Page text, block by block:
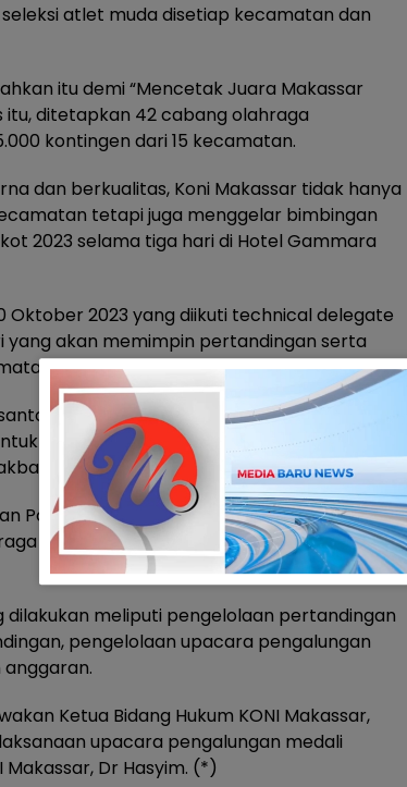
atlet muda disetiap kecamatan dan
itu demi “Mencetak Juara Makassar
itu, ditetapkan 42 cabang olahraga
kontingen dari 15 kecamatan.
dan berkualitas, Koni Makassar tidak hanya
tetapi juga menggelar bimbingan
2023 selama tiga hari di Hotel Gammara
Oktober 2023 yang diikuti technical delegate
yang akan memimpin pertandingan serta
dalam sambutan pembukaannya
memantapkan persiapan
di Kota Makassar ini.
Porkot yang berkualitas yang kelak menjadi
dan menjadi rule model untuk Porkot
meliputi pengelolaan pertandingan
pengelolaan upacara pengalungan
Ketua Bidang Hukum KONI Makassar,
upacara pengalungan medali
Dr Hasyim. (*)